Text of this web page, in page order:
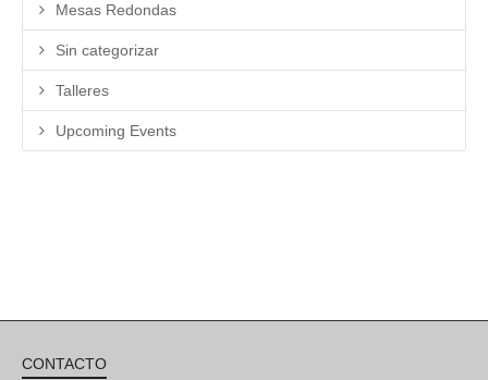
Mesas Redondas
Sin categorizar
Talleres
Upcoming Events
CONTACTO